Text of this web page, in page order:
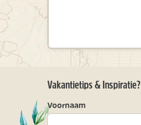
Vakantietips & Inspiratie?
Voornaam